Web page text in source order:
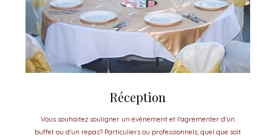
Réception
Vous souhaitez souligner un évènement et l'agrémenter d'un
buffet ou d'un repas? Particuliers ou professionnels, quel que soit